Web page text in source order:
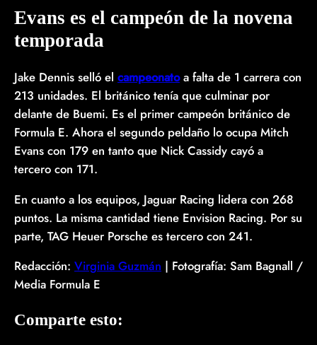
Evans es el campeón de la novena
temporada
Jake Dennis selló el campeonatoa falta de 1 carrera con
213 unidades. El británico tenía que culminar por
delante de Buemi. Es el primer campeón británico de
Formula E. Ahora el segundo peldaño lo ocupa Mitch
Evans con 179 en tanto que Nick Cassidy cayó a
tercero con 171.
En cuanto a los equipos, Jaguar Racing lidera con 268
puntos. La misma cantidad tiene Envision Racing. Por su
parte, TAG Heuer Porsche es tercero con 241.
Redacción: Virginia Guzmán | Fotografía: Sam Bagnall /
Media Formula E
Comparte esto: